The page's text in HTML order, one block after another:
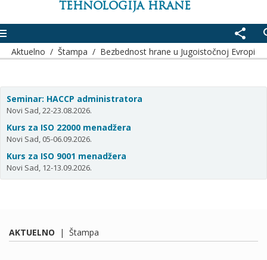
TEHNOLOGIJA HRANE
share
Aktuelno / Štampa / Bezbednost hrane u Jugoistočnoj Evropi
Seminar: HACCP administratora
Novi Sad, 22-23.08.2026.
Kurs za ISO 22000 menadžera
Novi Sad, 05-06.09.2026.
Kurs za ISO 9001 menadžera
Novi Sad, 12-13.09.2026.
AKTUELNO | Štampa